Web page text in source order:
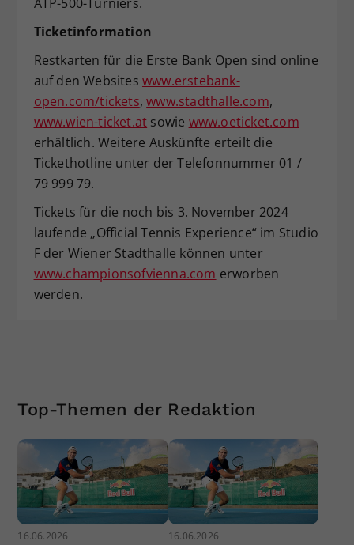
Ticketinformation
Restkarten für die Erste Bank Open sind online
auf den Websites www.erstebank-
open.com/tickets,www.stadthalle.com,
www.wien-ticket.at sowie www.oeticket.com
erhältlich. Weitere Auskünfte erteilt die
Tickethotline unter der Telefonnummer 01 /
79 999 79.
Tickets für die noch bis 3. November 2024
laufende „Official Tennis Experience“ im Studio
F der Wiener Stadthalle können unter
www.championsofvienna.com erworben
werden.
Top-Themen der Redaktion
16.06.2026 16.06.2026